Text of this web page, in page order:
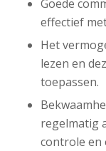
Goede
effectief
Het
lezen en
toepassen.
regelmatig
controle en